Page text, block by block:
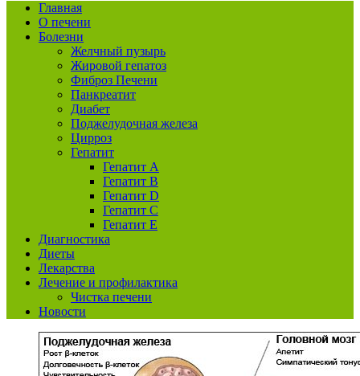
Главная
О печени
Болезни
Желчный пузырь
Жировой гепатоз
Фиброз Печени
Панкреатит
Диабет
Поджелудочная железа
Цирроз
Гепатит
Гепатит А
Гепатит B
Гепатит D
Гепатит С
Гепатит E
Диагностика
Диеты
Лекарства
Лечение и профилактика
Чистка печени
Новости